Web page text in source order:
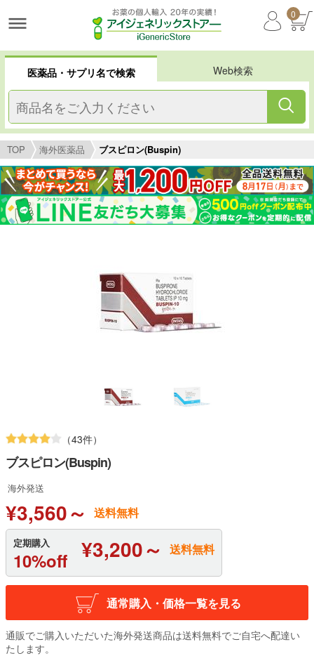
0
医薬品・サプリ名で検索 Web検索
TOP 海外医薬品 ブスピロン(Buspin)
（43件）
ブスピロン(Buspin)
海外発送
¥3,560～ 送料無料
定期購入
10%off ¥3,200～ 送料無料
通常購入・価格一覧を見る
通販でご購入いただいた海外発送商品は送料無料でご自宅へ配達い
たします。